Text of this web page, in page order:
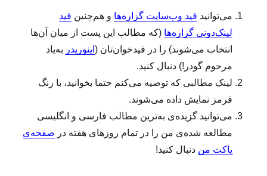
ه
(
۱
)
می‌توانید فید وب‌سایت گزاره‌ها و هم‌چنین فید
لینک‌دونی گزاره‌ها (که مطالب این پست از میان آن‌ها
انتخاب می‌شوند) را در فیدخوان‌تان ( اینوریدر به‌یاد
مرحوم گودر!) دنبال کنید.
لینک‌ مطالبی که توصیه می‌کنم حتما بخوانید، با رنگ
قرمز نمایش داده می‌شوند.
می‌توانید گزیده‌ی به‌ترین مطالب فارسی و انگلیسی
مطالعه‌ شده‌ی من را در تمام روزهای هفته در صفحه‌ی
پاکت من دنبال کنید!